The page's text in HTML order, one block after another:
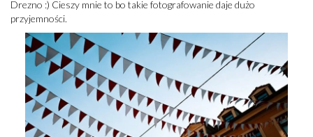
Drezno :) Cieszy mnie to bo takie fotografowanie daje dużo
przyjemności.